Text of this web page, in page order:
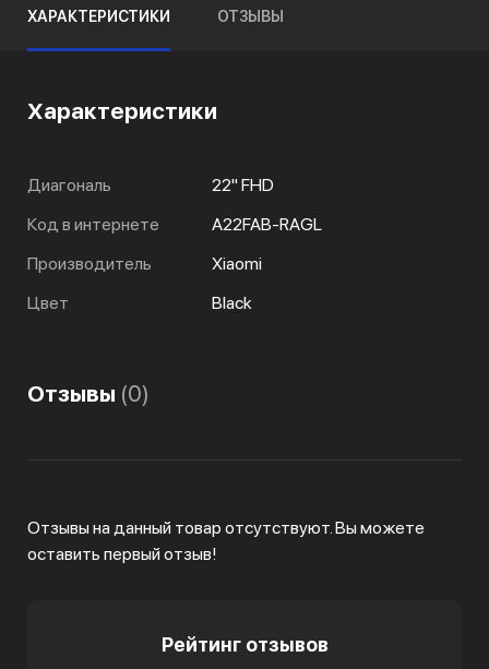
ХАРАКТЕРИСТИКИ ОТЗЫВЫ
Характеристики
Диагональ
22" FHD
Код в интернете
A22FAB-RAGL
Производитель
Xiaomi
Цвет
Black
Отзывы (0)
Отзывы на данный товар отсутствуют. Вы можете
оставить первый отзыв!
Рейтинг отзывов